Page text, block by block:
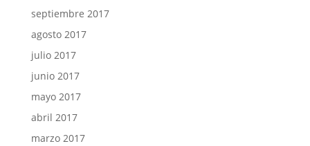
septiembre 2017
agosto 2017
julio 2017
junio 2017
mayo 2017
abril 2017
marzo 2017